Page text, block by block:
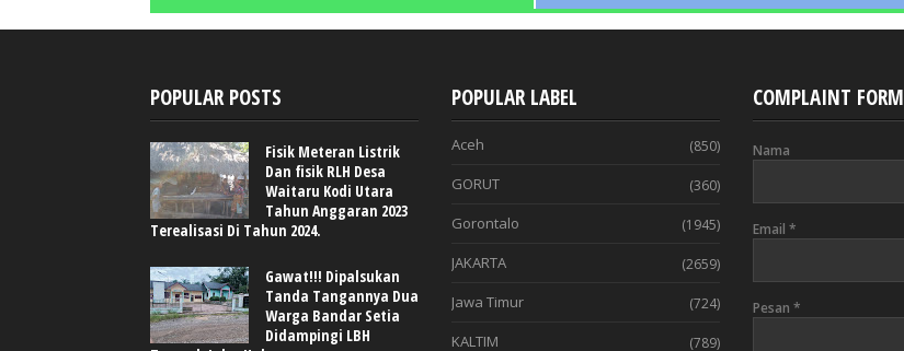
POPULAR POSTS
Fisik Meteran Listrik
Dan fisik RLH Desa
Waitaru Kodi Utara
Tahun Anggaran 2023
Terealisasi Di Tahun 2024.
Gawat!!! Dipalsukan
Tanda Tangannya Dua
Warga Bandar Setia
Didampingi LBH
POPULAR LABEL
Aceh (850)
GORUT (360)
Gorontalo (1945)
JAKARTA (2659)
Jawa Timur (724)
KALTIM (789)
COMPLAINT FORM
Nama
Email *
Pesan *